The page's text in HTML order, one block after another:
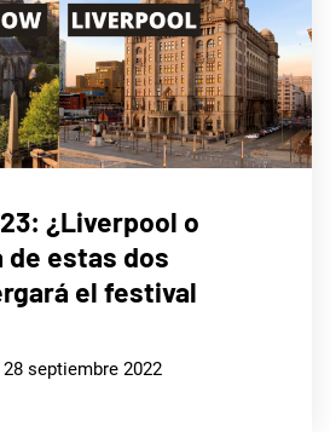
¿Liverpool o
de estas dos
el festival
28 septiembre 2022